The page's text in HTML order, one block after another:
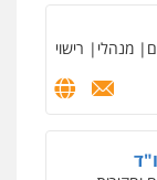
עתירות
לחימה